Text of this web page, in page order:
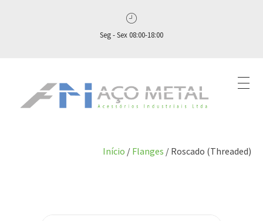
Seg - Sex 08:00-18:00
Início / Flanges / Roscado (Threaded)